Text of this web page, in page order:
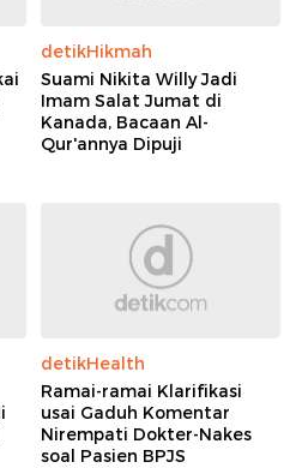
detikHikmah
Suami Nikita Willy Jadi
Imam Salat Jumat di
Kanada, Bacaan Al-
Qur'annya Dipuji
detikHealth
Ramai-ramai Klarifikasi
usai Gaduh Komentar
Nirempati Dokter-Nakes
soal Pasien BPJS